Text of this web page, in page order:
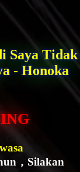
Saya Tidak
- Honoka
，Silakan